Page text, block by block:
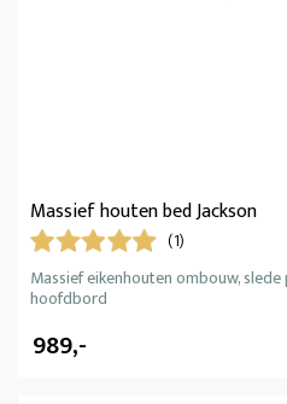
Massief houten bed Jackson
(1)
Massief eikenhouten ombouw,
hoofdbord
989,-